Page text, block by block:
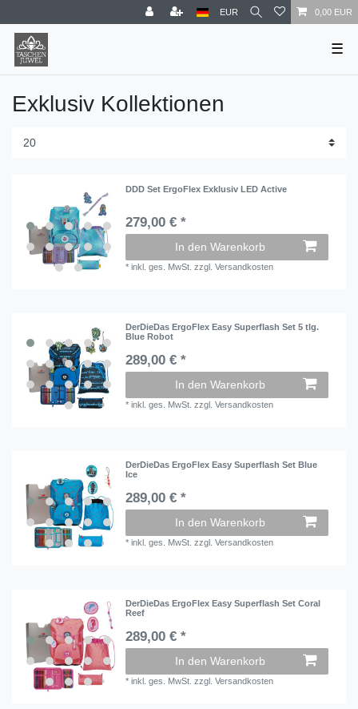
EUR 0,00 EUR
☰
Exklusiv Kollektionen
DDD Set ErgoFlex Exklusiv LED Active
279,00 € *
In den Warenkorb
*inkl. ges. MwSt. zzgl.Versandkosten
DerDieDas ErgoFlex Easy Superflash Set 5 tlg.
Blue Robot
289,00 € *
In den Warenkorb
*inkl. ges. MwSt. zzgl.Versandkosten
DerDieDas ErgoFlex Easy Superflash Set Blue
Ice
289,00 € *
In den Warenkorb
*inkl. ges. MwSt. zzgl.Versandkosten
DerDieDas ErgoFlex Easy Superflash Set Coral
Reef
289,00 € *
In den Warenkorb
*inkl. ges. MwSt. zzgl.Versandkosten